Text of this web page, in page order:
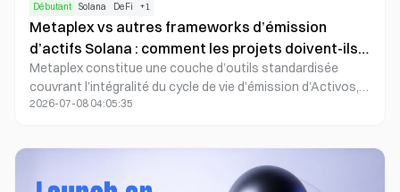
Débutant Solana DeFi +1
Metaplex vs autres frameworks d’émission
d’actifs Solana : comment les projets doivent-ils
prendre leur décision
Metaplex constitue une couche d’outils standardisée
couvrant l’intégralité du cycle de vie d’émission d’Activos,
ce qui en fait une solution idéale pour les projets qui
d’autres frameworks offrent davantage de flexibilité pour
des émissions allégées, des cas d’usage verticaux ou des
2026-07-08 04:05:35